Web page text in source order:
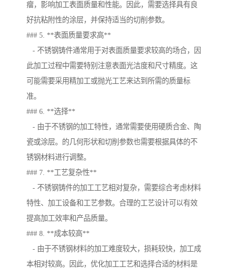
瘤，影响加工表面质量和性能。因此，需要选择具有良
好抗粘附性的涂层，并保持适当的切削参数。
### 5. **表面质量要求高**
- 不锈钢铸件通常用于对表面质量要求较高的场合，因
此加工过程中需要特别注意表面光洁度和尺寸精度。这
可能需要采用精加工或抛光工艺来达到所需的质量标
准。
### 6. **选择**
- 由于不锈钢的加工特性，通常需要使用硬质合金、陶
瓷或涂层。的几何形状和切削参数也需要根据具体的不
锈钢材料进行调整。
### 7. **工艺复杂性**
- 不锈钢铸件的加工工艺相对复杂，需要综合考虑材料
特性、加工设备和工艺参数。合理的工艺设计可以有效
提高加工效率和产品质量。
### 8. **成本较高**
- 由于不锈钢材料的加工难度较大，损耗较快，加工成
本相对较高。因此，优化加工工艺和选择合适的材料是